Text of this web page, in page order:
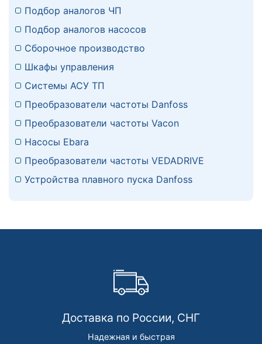
Подбор аналогов ЧП
Подбор аналогов насосов
Сборочное производство
Шкафы управления
Системы АСУ ТП
Преобразователи частоты Danfoss
Преобразователи частоты Vacon
Насосы Ebara
Преобразователи частоты VEDADRIVE
Устройства плавного пуска Danfoss
Доставка по России, СНГ
Надежная и быстрая